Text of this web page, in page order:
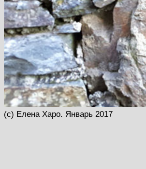
(с) Елена Харо. Январь 2017